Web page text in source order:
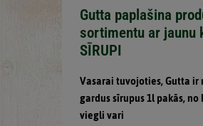
Gutta paplašina
sortimentu ar jaunu
SĪRUPI
Vasarai tuvojoties, Gutta
gardus sīrupus 1l pakās,
viegli vari